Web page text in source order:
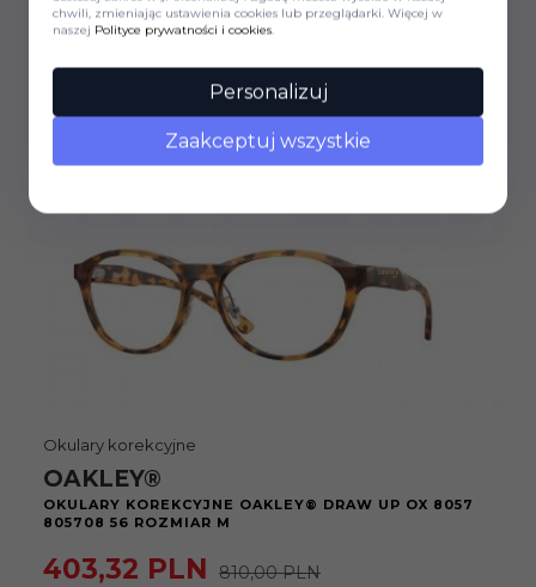
8204D 820403 56 ROZMIAR L
Okulary korekcyjne
OAKLEY®
OKULARY KOREKCYJNE OAKLEY® DRAW UP OX 8057
805708 56 ROZMIAR M
403,32 PLN 810,00 PLN
chwili, zmieniając ustawienia cookies lub przeglądarki. Więcej w
naszej Polityce prywatności i cookies.
Personalizuj
Zaakceptuj wszystkie